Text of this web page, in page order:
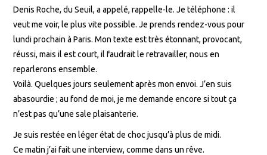
Denis Roche, du Seuil, a appelé, rappelle-le. Je téléphone : il
veut me voir, le plus vite possible. Je prends rendez-vous pour
lundi prochain à Paris. Mon texte est très étonnant, provocant,
réussi, mais il est court, il faudrait le retravailler, nous en
reparlerons ensemble.
Voilà. Quelques jours seulement après mon envoi. J’en suis
abasourdie ; au fond de moi, je me demande encore si tout ça
n’est pas qu’une sale plaisanterie.
Je suis restée en léger état de choc jusqu’à plus de midi.
Ce matin j’ai fait une interview, comme dans un rêve.